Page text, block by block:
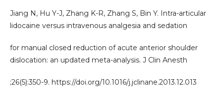
Jiang N, Hu Y-J, Zhang K-R, Zhang S, Bin Y. Intra-articular
lidocaine versus intravenous analgesia and sedation
for manual closed reduction of acute anterior shoulder
dislocation: an updated meta-analysis. J Clin Anesth
;26(5):350-9. https://doi.org/10.1016/j.jclinane.2013.12.013